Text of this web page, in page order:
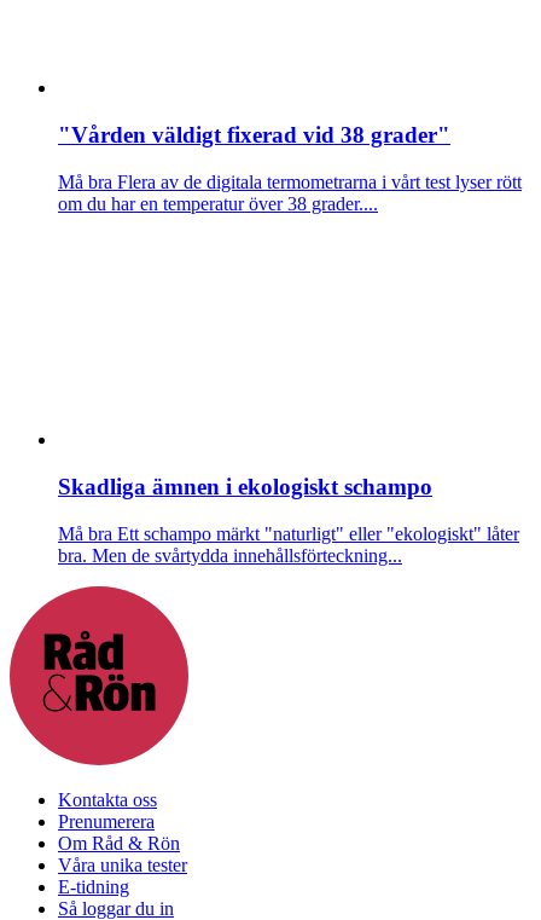
"Vården väldigt fixerad vid 38 grader"
Må bra Flera av de digitala termometrarna i vårt test lyser rött
om du har en temperatur över 38 grader....
Skadliga ämnen i ekologiskt schampo
Må bra Ett schampo märkt "naturligt" eller "ekologiskt" låter
bra. Men de svårtydda innehållsförteckning...
Kontakta oss
Prenumerera
Om Råd & Rön
Våra unika tester
E-tidning
Så loggar du in